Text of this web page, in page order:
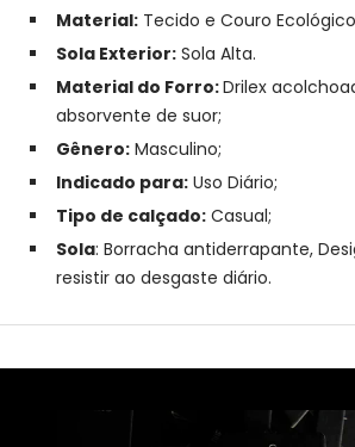
Material:Tecido e Couro Ecológico
Sola Exterior:Sola Alta.
Material do Forro:Drilex
absorvente de suor;
Gênero: Masculino;
Indicado para:Uso Diário;
Tipo de calçado:Casual;
Sola: Borracha antiderrapante,
resistir ao desgaste diário.